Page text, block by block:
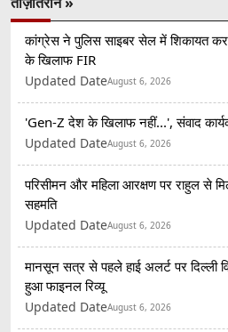
कांग्रेस ने पुलिस साइबर सेल में शिकायत
के खिलाफ FIR
Updated DateAugust 6, 2026
'Gen-Z देश के खिलाफ नहीं...', संवाद
Updated DateAugust 6, 2026
परिसीमन और महिला आरक्षण पर राहुल से
सहमति
Updated DateAugust 6, 2026
मानसून सत्र से पहले हाई अलर्ट पर दिल्ली
हुआ फाइनल रिव्यू
Updated DateAugust 6, 2026